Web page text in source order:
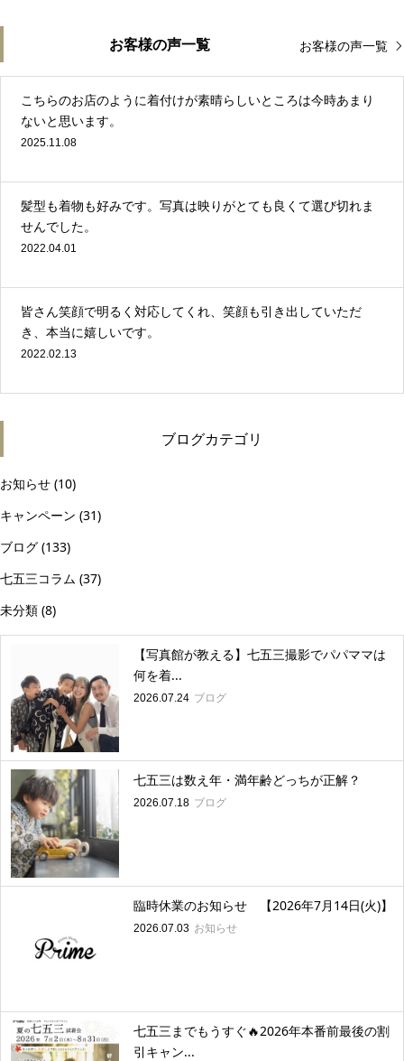
お客様の声一覧 お客様の声一覧
こちらのお店のように着付けが素晴らしいところは今時あまり
ないと思います。
2025.11.08
髪型も着物も好みです。写真は映りがとても良くて選び切れま
せんでした。
2022.04.01
皆さん笑顔で明るく対応してくれ、笑顔も引き出していただ
き、本当に嬉しいです。
2022.02.13
ブログカテゴリ
お知らせ (10)
キャンペーン (31)
ブログ (133)
七五三コラム (37)
未分類 (8)
【写真館が教える】七五三撮影でパパママは
何を着...
2026.07.24 ブログ
七五三は数え年・満年齢どっちが正解？
2026.07.18 ブログ
臨時休業のお知らせ 【2026年7月14日(火)】
2026.07.03 お知らせ
七五三までもうすぐ🔥2026年本番前最後の割
引キャン...